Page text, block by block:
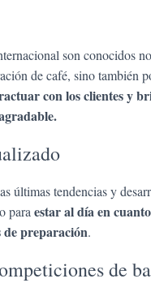
son conocidos
de café, sino también
con los clientes y
últimas tendencias y
para estar al día en
de preparación.
de